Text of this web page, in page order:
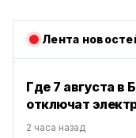
Лента
Где 7 августа в
отключат
2 часа назад